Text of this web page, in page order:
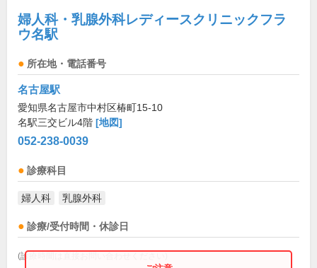
婦人科・乳腺外科レディースクリニックフラ
ウ名駅
所在地・電話番号
名古屋駅
愛知県名古屋市中村区椿町15-10
名駅三交ビル4階 [地図]
052-238-0039
診療科目
婦人科 乳腺外科
診療/受付時間・休診日
(診療時間は直接お問い合わせください)